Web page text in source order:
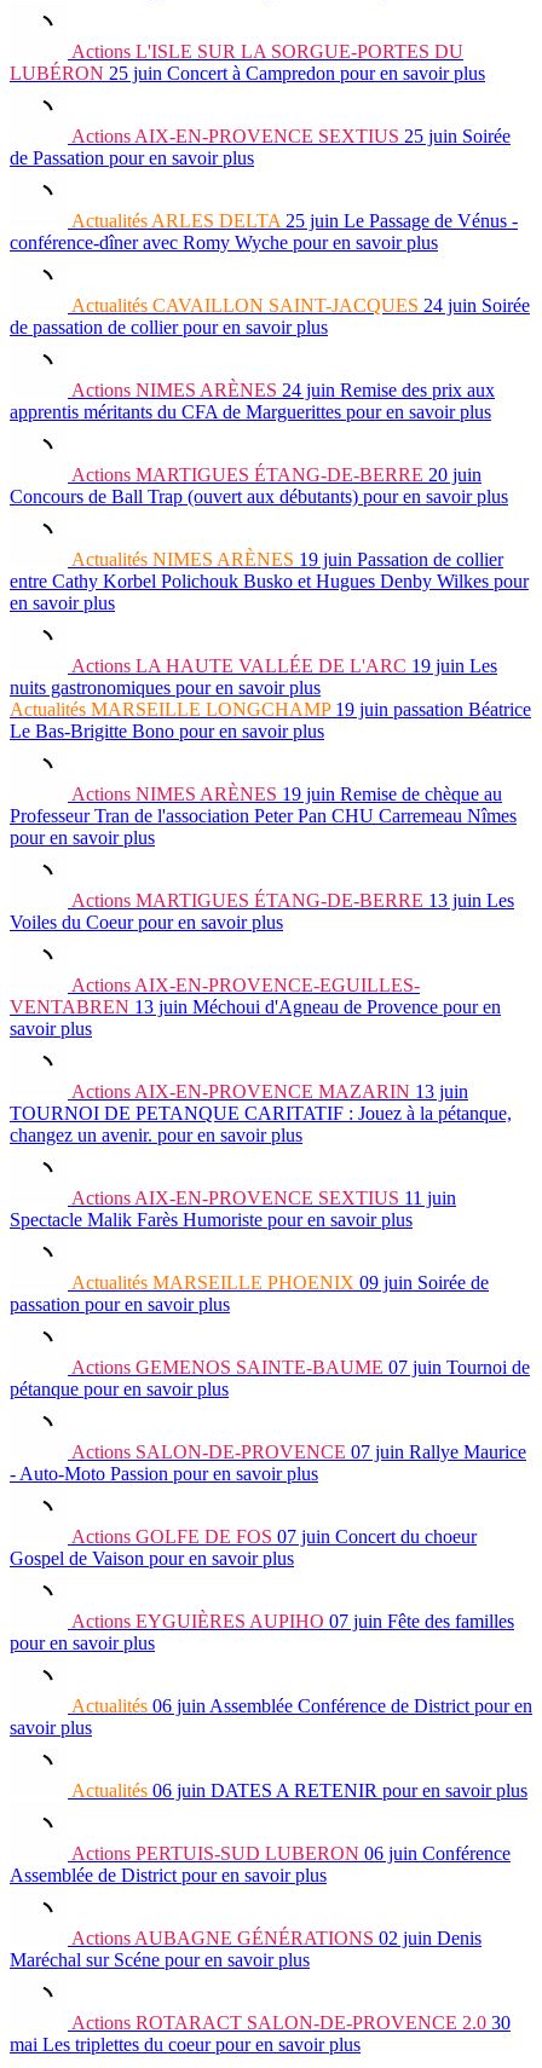
Actions L'ISLE SUR LA SORGUE-PORTES DU
LUBÉRON 25 juin Concert à Campredon pour en savoir plus
Actions AIX-EN-PROVENCE SEXTIUS 25 juin Soirée
de Passation pour en savoir plus
Actualités ARLES DELTA 25 juin Le Passage de Vénus -
conférence-dîner avec Romy Wyche pour en savoir plus
Actualités CAVAILLON SAINT-JACQUES 24 juin Soirée
de passation de collierpour en savoir plus
Actions NIMES ARÈNES 24 juin Remise des prix aux
apprentis méritants du CFA de Marguerittes pour en savoir plus
Actions MARTIGUES ÉTANG-DE-BERRE 20 juin
Concours de Ball Trap (ouvert aux débutants) pour en savoir plus
Actualités NIMES ARÈNES 19 juin Passation de collier
entre Cathy Korbel Polichouk Busko et Hugues Denby Wilkes pour
en savoir plus
Actions LA HAUTE VALLÉE DE L'ARC 19 juin Les
nuits gastronomiques pour en savoir plus
Actualités MARSEILLE LONGCHAMP 19 juin passation Béatrice
Le Bas-Brigitte Bono pour en savoir plus
Actions NIMES ARÈNES 19 juin Remise de chèque au
Professeur Tran de l'association Peter Pan CHU Carremeau Nîmes
pour en savoir plus
Actions MARTIGUES ÉTANG-DE-BERRE 13 juin Les
Voiles du Coeur pour en savoir plus
Actions AIX-EN-PROVENCE-EGUILLES-
VENTABREN 13 juin Méchoui d'Agneau de Provence pour en
savoir plus
Actions AIX-EN-PROVENCE MAZARIN 13 juin
TOURNOI DE PETANQUE CARITATIF : Jouez à la pétanque,
changez un avenir. pour en savoir plus
Actions AIX-EN-PROVENCE SEXTIUS 11 juin
Spectacle Malik Farès Humoriste pour en savoir plus
Actualités MARSEILLE PHOENIX 09 juin Soirée de
passation pour en savoir plus
Actions GEMENOS SAINTE-BAUME 07 juin Tournoi de
pétanque pour en savoir plus
Actions SALON-DE-PROVENCE 07 juin Rallye Maurice
- Auto-Moto Passion pour en savoir plus
Actions GOLFE DE FOS 07 juin Concert du choeur
Gospel de Vaison pour en savoir plus
Actions EYGUIÈRES AUPIHO 07 juin Fête des familles
pour en savoir plus
Actualités 06 juin Assemblée Conférence de District pour en
savoir plus
Actualités 06 juin DATES A RETENIR pour en savoir plus
Actions PERTUIS-SUD LUBERON 06 juin Conférence
Assemblée de District pour en savoir plus
Actions AUBAGNE GÉNÉRATIONS 02 juin Denis
Maréchal sur Scéne pour en savoir plus
Actions ROTARACT SALON-DE-PROVENCE 2.0 30
mai Les triplettes du coeur pour en savoir plus